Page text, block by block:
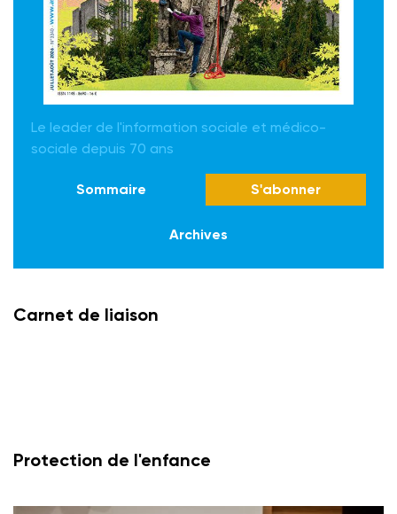
Le leader de l'information sociale et médico-
sociale depuis 70 ans
Sommaire S'abonner
Archives
Carnet de liaison
Protection de l'enfance